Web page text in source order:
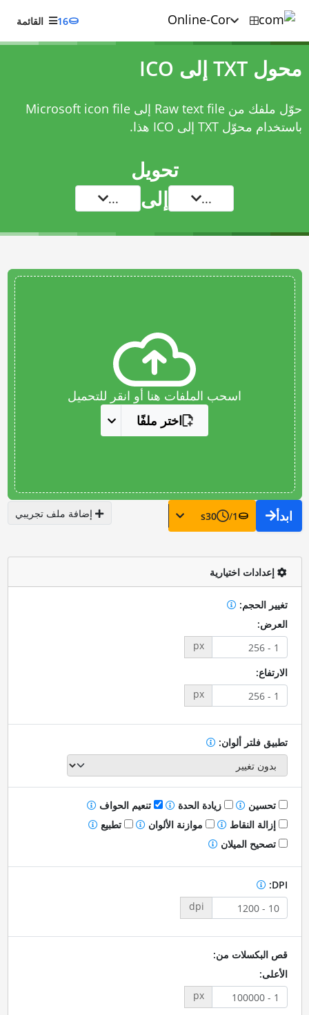
16 القائمة
محول TXT إلى ICO
حوّل ملفك من Raw text file إلى Microsoft icon file
باستخدام محوّل TXT إلى ICO هذا.
تحويل
... إلى ...
اسحب الملفات هنا أو انقر للتحميل
اختر ملفًا
ابدأ 1
/
30
s إضافة ملف تجريبي
إعدادات اختيارية
تغيير الحجم:
العرض:
px
الارتفاع:
px
تطبيق فلتر ألوان:
تحسين زيادة الحدة
تنعيم الحواف
إزالة النقاط
موازنة الألوان
تطبيع
تصحيح الميلان
DPI:
dpi
قص البكسلات من:
الأعلى:
px